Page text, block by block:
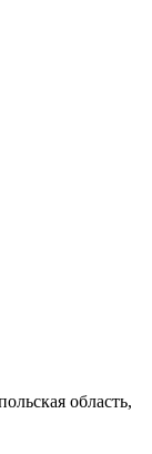
область,